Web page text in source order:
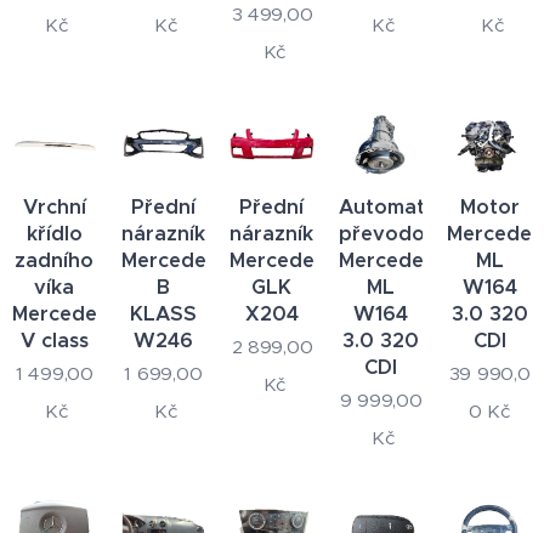
Kč
Kč
3 499,00
Kč
Kč
Kč
Vrchní
křídlo
zadního
víka
Mercedes
V class
1 499,00
Kč
Přední
nárazník
Mercedes
B
KLASS
W246
1 699,00
Kč
Přední
nárazník
Mercedes
GLK
X204
2 899,00
Kč
Automatická
převodovka
Mercedes
ML
W164
3.0 320
CDI
9 999,00
Kč
Motor
Mercedes
ML
W164
3.0 320
CDI
39 990,0
0 Kč